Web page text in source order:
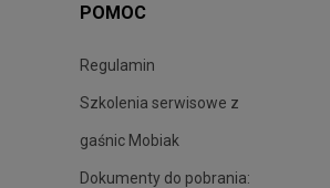
POMOC
Regulamin
Szkolenia serwisowe z
gaśnic Mobiak
Dokumenty do pobrania: